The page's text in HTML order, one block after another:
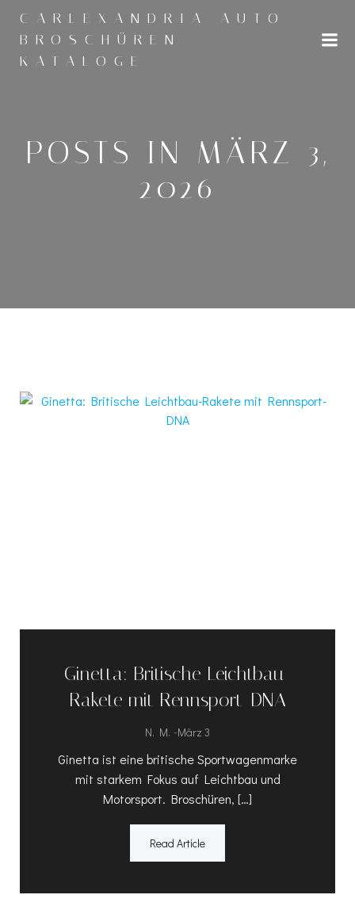
Inhalt
CARLEXANDRIA AUTO
BROSCHÜREN
KATALOGE
POSTS IN MÄRZ 3,
2026
Ginetta: Britische Leichtbau-
Rakete mit Rennsport-DNA
N. M. -März 3
Ginetta ist eine britische Sportwagenmarke
mit starkem Fokus auf Leichtbau und
Motorsport. Broschüren, […]
Read Article